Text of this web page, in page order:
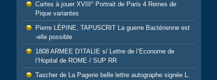
Cartes à jouer XVIII° Portrait de Paris 4 Reines de
Pique variantes
Pierre LÉPINE, TAPUSCRIT La guerre Bactérienne est
-elle possible
1808 ARMEE D’ITALIE s/ Lettre de l’Econome de
l’Hopital de ROME / SUP RR
Tascher de La Pagerie belle lettre autographe signée L.